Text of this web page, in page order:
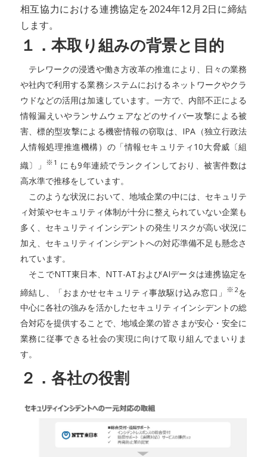
相互協力における連携協定を2024年12月2日に締結
します。
１．本取り組みの背景と目的
テレワークの浸透や働き方改革の推進により、日々の業務
や社内で利用する業務システムにおけるネットワークやクラ
ウドなどの活用は加速しています。一方で、内部不正による
情報漏えいやランサムウェアなどのサイバー攻撃による被
害、標的型攻撃による機密情報の窃取は、IPA（独立行政法
人情報処理推進機構）の「情報セキュリティ10大脅威〔組
織〕」 ※1 にも9年連続でランクインしており、被害件数は
高水準で推移をしています。
このような状況において、地域企業の中には、セキュリテ
ィ対策やセキュリティ体制が十分に整えられていない企業も
多く、セキュリティインシデントの発生リスクが高い状況に
加え、セキュリティインシデントへの対応準備不足も懸念さ
れています。
そこでNTT東日本、NTT-ATおよびAIデータは連携協定を
締結し、「おまかせセキュリティ事故駆け込み窓口」 ※2を
中心に各社の強みを活かしたセキュリティインシデントの総
合対応を提供することで、地域企業の皆さまが安心・安全に
業務に従事できる社会の実現に向けて取り組んでまいりま
す。
２．各社の役割